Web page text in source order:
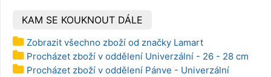
KAM SE KOUKNOUT DÁLE
Zobrazit všechno zboží od značky Lamart
Procházet zboží v oddělení Univerzální - 26 - 28 cm
Procházet zboží v oddělení Pánve - Univerzální